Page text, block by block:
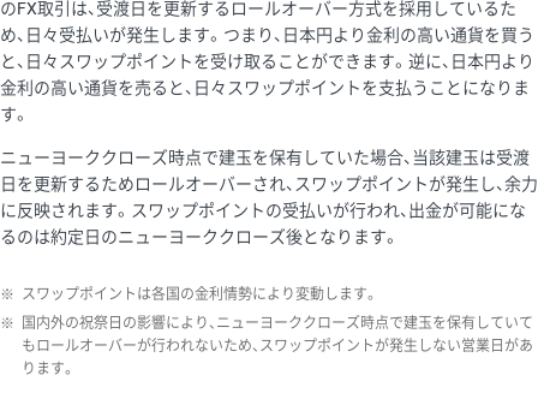
のFX取引は、受渡日を更新するロールオーバー方式を採用しているた
め、日々受払いが発生します。つまり、日本円より金利の高い通貨を買う
と、日々スワップポイントを受け取ることができます。逆に、日本円より
金利の高い通貨を売ると、日々スワップポイントを支払うことになりま
す。
ニューヨーククローズ時点で建玉を保有していた場合、当該建玉は受渡
日を更新するためロールオーバーされ、スワップポイントが発生し、余力
に反映されます。スワップポイントの受払いが行われ、出金が可能にな
るのは約定日のニューヨーククローズ後となります。
※ スワップポイントは各国の金利情勢により変動します。
※
国内外の祝祭日の影響により、ニューヨーククローズ時点で建玉を保有していて
もロールオーバーが行われないため、スワップポイントが発生しない営業日があ
ります。